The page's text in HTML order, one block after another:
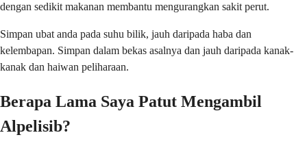
dengan sedikit makanan membantu mengurangkan sakit perut.
Simpan ubat anda pada suhu bilik, jauh daripada haba dan
kelembapan. Simpan dalam bekas asalnya dan jauh daripada kanak-
kanak dan haiwan peliharaan.
Berapa Lama Saya Patut Mengambil
Alpelisib?